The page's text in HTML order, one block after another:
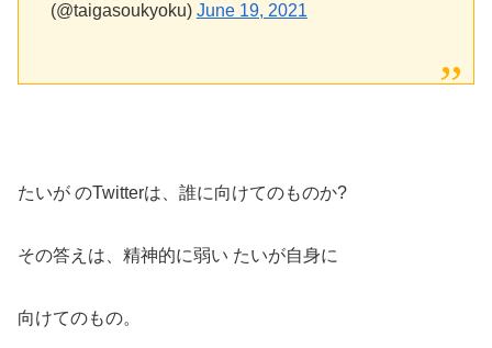
(@taigasoukyoku) June 19, 2021
たいが のTwitterは、誰に向けてのものか?
その答えは、精神的に弱い たいが自身に
向けてのもの。